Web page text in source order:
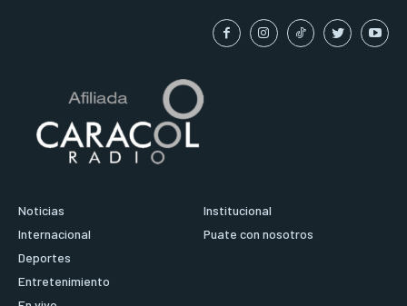
Noticias
Internacional
Deportes
Entretenimiento
Institucional
Puate con nosotros